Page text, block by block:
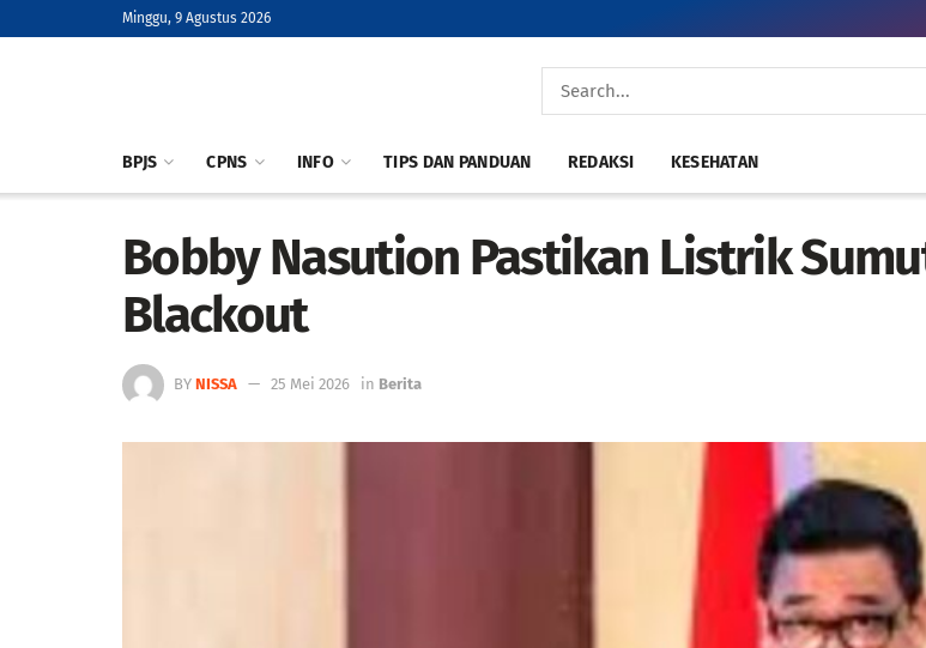
Minggu, 9 Agustus 2026
BPJS CPNS INFO TIPS DAN PANDUAN REDAKSI KESEHATAN
Bobby Nasution Pastikan Listrik
Blackout
BY NISSA 25 Mei 2026 in Berita